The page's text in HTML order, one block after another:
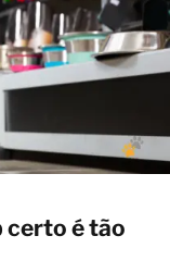
certo é tão